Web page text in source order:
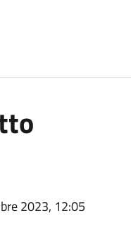
2023, 12:05